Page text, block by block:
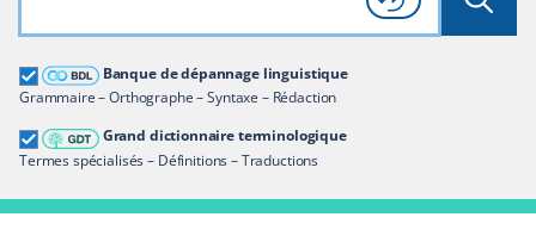
Banque de dépannage linguistique
Grammaire – Orthographe – Syntaxe – Rédaction
Grand dictionnaire terminologique
Termes spécialisés – Définitions – Traductions
Grand dictionnaire terminologique
Restreindre aux termes